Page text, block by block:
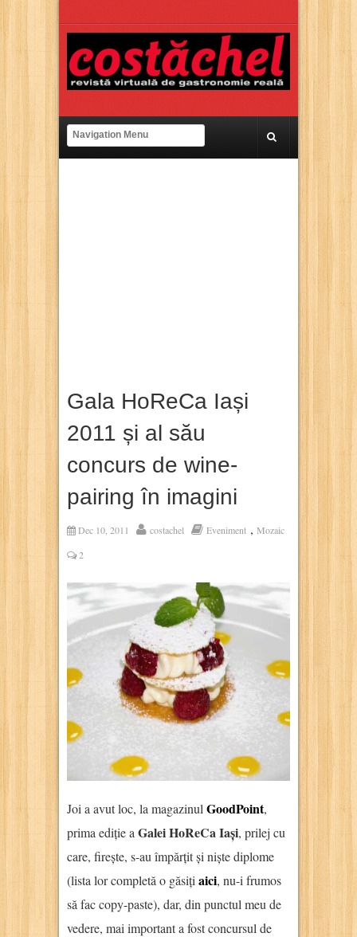
Gala HoReCa Iași
2011 și al său
concurs de wine-
pairing în imagini
Dec 10, 2011 costachel Eveniment , Mozaic
2
Joi a avut loc, la magazinul GoodPoint,
prima ediție a Galei HoReCa Iași, prilej cu
care, firește, s-au împărțit și niște diplome
(lista lor completă o găsiți aici, nu-i frumos
să fac copy-paste), dar, din punctul meu de
vedere, mai important a fost concursul de